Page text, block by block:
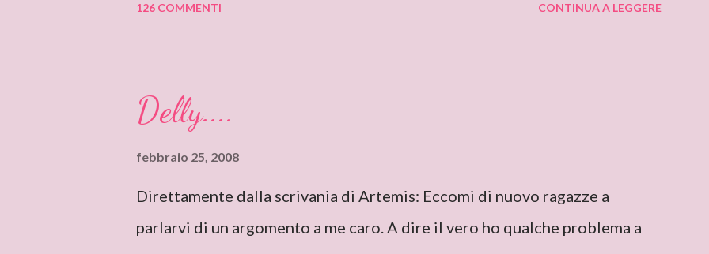
con un intreccio poderoso e un’ambientazione suggestiva – una tenuta di
campagna in un’antica abbazia, niente meno! E mi ha ricordato i vecchi
126 COMMENTI CONTINUA A LEGGERE
Delly....
febbraio 25, 2008
Direttamente dalla scrivania di Artemis: Eccomi di nuovo ragazze a
parlarvi di un argomento a me caro. A dire il vero ho qualche problema a